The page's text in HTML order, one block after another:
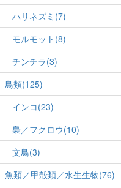
ハリネズミ(7)
モルモット(8)
チンチラ(3)
鳥類(125)
インコ(23)
梟／フクロウ(10)
文鳥(3)
魚類／甲殻類／水生生物(76)